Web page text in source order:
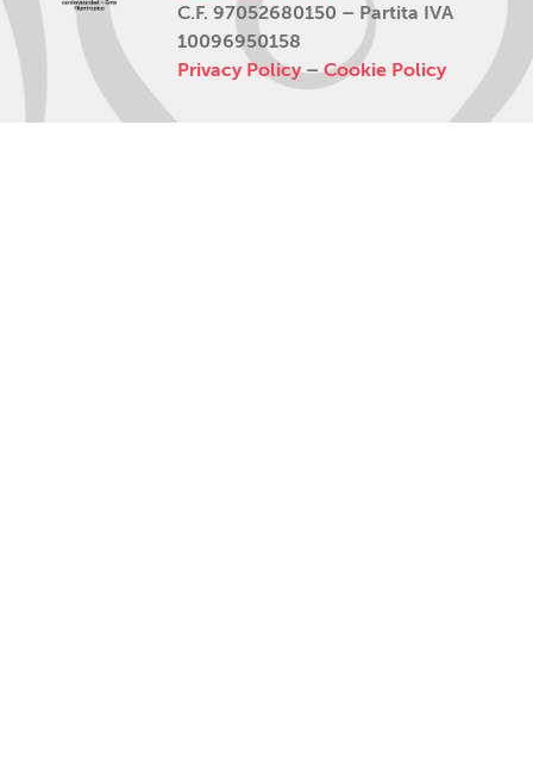
C.F. 97052680150 – Partita IVA
10096950158
Privacy Policy–Cookie Policy